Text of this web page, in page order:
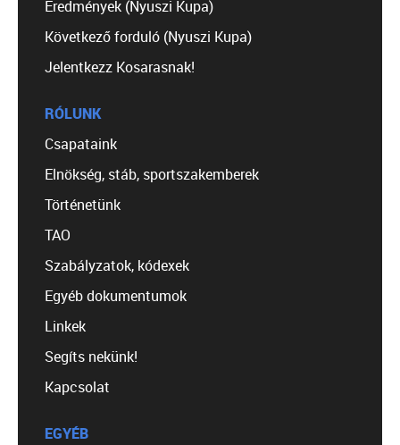
Eredmények (Nyuszi Kupa)
Következő forduló (Nyuszi Kupa)
Jelentkezz Kosarasnak!
RÓLUNK
Csapataink
Elnökség, stáb, sportszakemberek
Történetünk
TAO
Szabályzatok, kódexek
Egyéb dokumentumok
Linkek
Segíts nekünk!
Kapcsolat
EGYÉB